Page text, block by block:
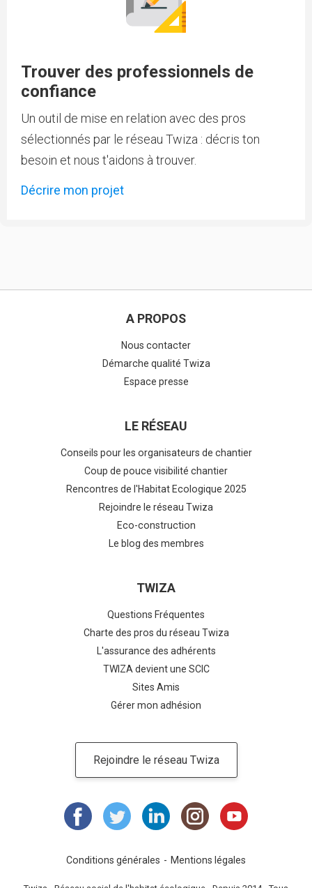
Trouver des professionnels de
confiance
Un outil de mise en relation avec des pros
sélectionnés par le réseau Twiza : décris ton
besoin et nous t'aidons à trouver.
Décrire mon projet
A PROPOS
Nous contacter
Démarche qualité Twiza
Espace presse
LE RÉSEAU
Conseils pour les organisateurs de chantier
Coup de pouce visibilité chantier
Rencontres de l'Habitat Ecologique 2025
Rejoindre le réseau Twiza
Eco-construction
Le blog des membres
TWIZA
Questions Fréquentes
Charte des pros du réseau Twiza
L'assurance des adhérents
TWIZA devient une SCIC
Sites Amis
Gérer mon adhésion
Rejoindre le réseau Twiza
Conditions générales Mentions légales